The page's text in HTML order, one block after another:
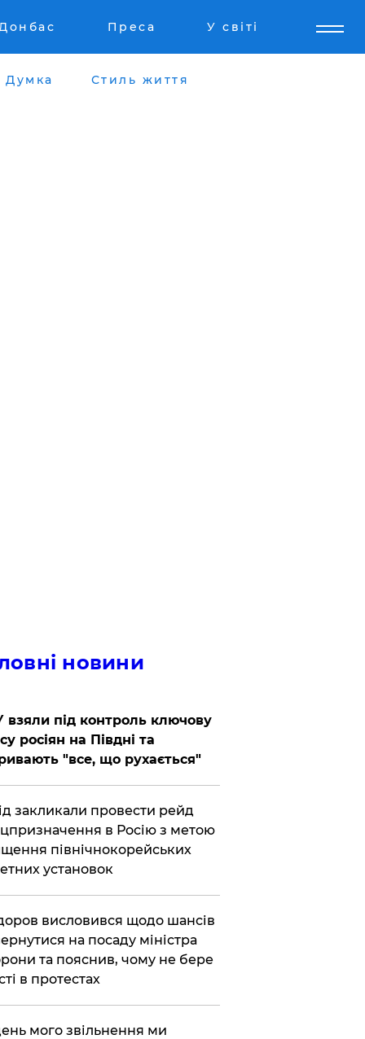
Преса У світі
Думка Стиль життя
новини
взяли під контроль ключову
росіян на Півдні та
"все, що рухається"
закликали провести рейд
в Росію з метою
північнокорейських
установок
висловився щодо шансів
на посаду міністра
та пояснив, чому не бере
в протестах
мого звільнення ми